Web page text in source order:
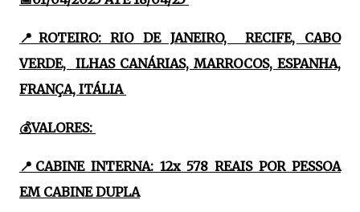
📍ROTEIRO: RIO DE JANEIRO, RECIFE, CABO
VERDE, ILHAS CANÁRIAS, MARROCOS, ESPANHA,
FRANÇA, ITÁLIA
💰VALORES:
📍CABINE INTERNA: 12x 578 REAIS POR PESSOA
EM CABINE DUPLA